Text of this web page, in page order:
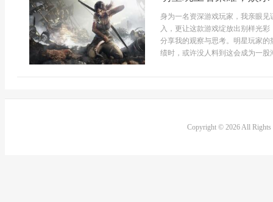
身为一名资深游戏玩家，我亲眼
入，更让这款游戏绽放出别样光
分享我的观察与思考。明星玩家
绩时，或许没人料到这会成为一股
Copyright © 2026 All